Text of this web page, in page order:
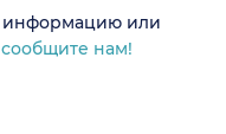
информацию или
сообщите нам!